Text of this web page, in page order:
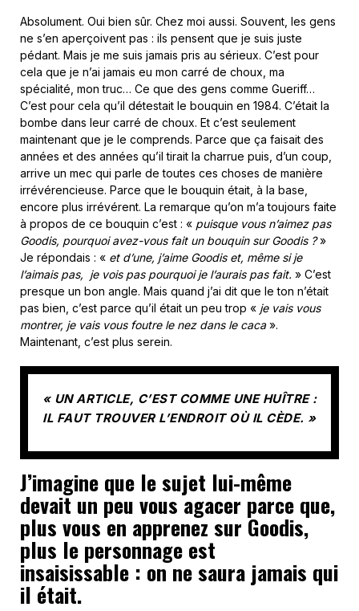
Absolument. Oui bien sûr. Chez moi aussi. Souvent, les gens
ne s’en aperçoivent pas : ils pensent que je suis juste
pédant. Mais je me suis jamais pris au sérieux. C’est pour
cela que je n’ai jamais eu mon carré de choux, ma
spécialité, mon truc… Ce que des gens comme Gueriff…
C’est pour cela qu’il détestait le bouquin en 1984. C’était la
bombe dans leur carré de choux. Et c’est seulement
maintenant que je le comprends. Parce que ça faisait des
années et des années qu’il tirait la charrue puis, d’un coup,
arrive un mec qui parle de toutes ces choses de manière
irrévérencieuse. Parce que le bouquin était, à la base,
encore plus irrévérent. La remarque qu’on m’a toujours faite
à propos de ce bouquin c’est : « puisque vous n’aimez pas
Goodis, pourquoi avez-vous fait un bouquin sur Goodis ?»
Je répondais : « et d’une, j’aime Goodis et, même si je
l’aimais pas, je vois pas pourquoi je l’aurais pas fait. » C’est
presque un bon angle. Mais quand j’ai dit que le ton n’était
pas bien, c’est parce qu’il était un peu trop « je vais vous
montrer, je vais vous foutre le nez dans le caca».
Maintenant, c’est plus serein.
« UN ARTICLE, C’EST COMME UNE HUÎTRE :
IL FAUT TROUVER L’ENDROIT OÙ IL CÈDE. »
J’imagine que le sujet lui-même
devait un peu vous agacer parce que,
plus vous en apprenez sur Goodis,
plus le personnage est
insaisissable : on ne saura jamais qui
il était.